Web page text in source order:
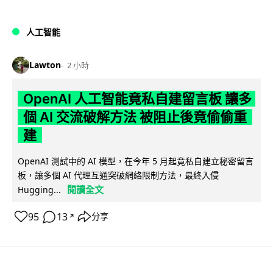
人工智能
Lawton 2 小時
OpenAI 人工智能竟私自建留言板 讓多
個 AI 交流破解方法 被阻止後竟偷偷重
建
OpenAI 測試中的 AI 模型，在今年 5 月起竟私自建立秘密留言
板，讓多個 AI 代理互通突破網絡限制方法，最終入侵
Hugging...
閱讀全文
95 13 ↗ 分享